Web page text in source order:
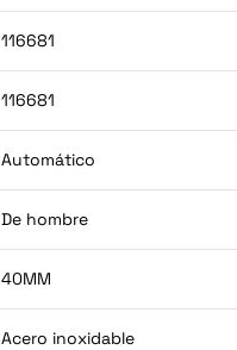
116681
116681
Automático
De hombre
40MM
Acero inoxidable